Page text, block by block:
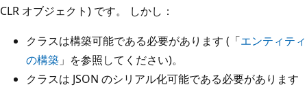
CLR オブジェクト) です。 しかし：
クラスは構築可能である必要があります (「エンティティ
の構築 」を参照してください)。
クラスは JSON のシリアル化可能である必要があります